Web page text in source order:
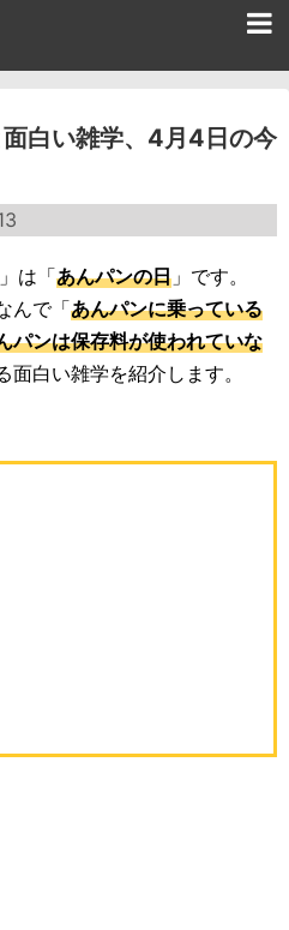
白い雑学、4月4日の今
は「あんパンの日 」です。
んで「あんパンに乗っている
パンは保存料が使われていな
面白い雑学を紹介します。